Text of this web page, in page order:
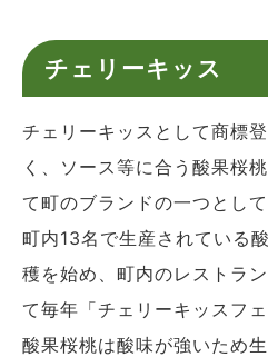
チェリーキッス
チェリーキッスとして商標
く、ソース等に合う酸果桜
て町のブランドの一つとして
町内13名で生産されている
穫を始め、町内のレストラ
て毎年「チェリーキッスフ
酸果桜桃は酸味が強いため